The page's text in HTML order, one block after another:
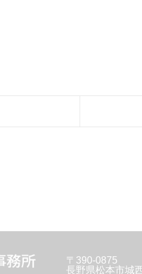
〒390-0875
長野県松本市城